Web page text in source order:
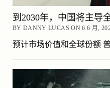
到2030年，中国将主导
BY DANNY LUCAS ON 6 6 月,
预计市场价值和全球份额